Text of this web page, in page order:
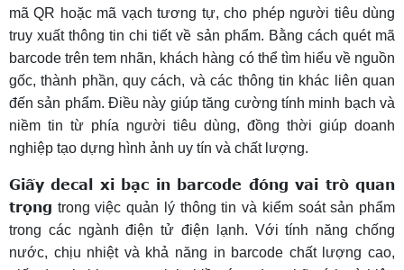
mã QR hoặc mã vạch tương tự, cho phép người tiêu dùng
truy xuất thông tin chi tiết về sản phẩm. Bằng cách quét mã
barcode trên tem nhãn, khách hàng có thể tìm hiểu về nguồn
gốc, thành phần, quy cách, và các thông tin khác liên quan
đến sản phẩm. Điều này giúp tăng cường tính minh bạch và
niềm tin từ phía người tiêu dùng, đồng thời giúp doanh
nghiệp tạo dựng hình ảnh uy tín và chất lượng.
Giấy decal xi bạc in barcode đóng vai trò quan
trọng trong việc quản lý thông tin và kiểm soát sản phẩm
trong các ngành điện tử điện lạnh. Với tính năng chống
nước, chịu nhiệt và khả năng in barcode chất lượng cao,